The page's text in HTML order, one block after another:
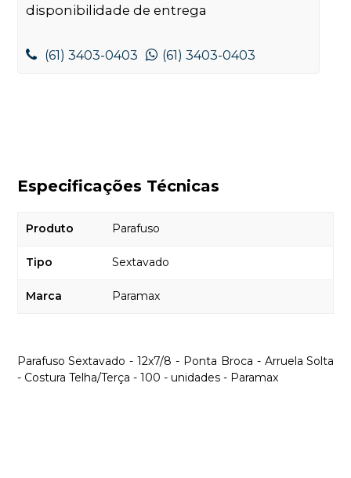
disponibilidade de entrega
(61) 3403-0403 (61) 3403-0403
Especificações Técnicas
Produto Parafuso
Tipo Sextavado
Marca Paramax
Parafuso Sextavado - 12x7/8 - Ponta Broca - Arruela Solta
- Costura Telha/Terça - 100 - unidades - Paramax